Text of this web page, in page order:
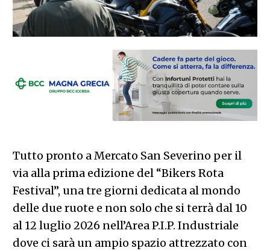
Tutto pronto a Mercato San Severino per il
via alla prima edizione del “Bikers Rota
Festival”, una tre giorni dedicata al mondo
delle due ruote e non solo che si terrà dal 10
al 12 luglio 2026 nell’Area P.I.P. Industriale
dove ci sarà un ampio spazio attrezzato con